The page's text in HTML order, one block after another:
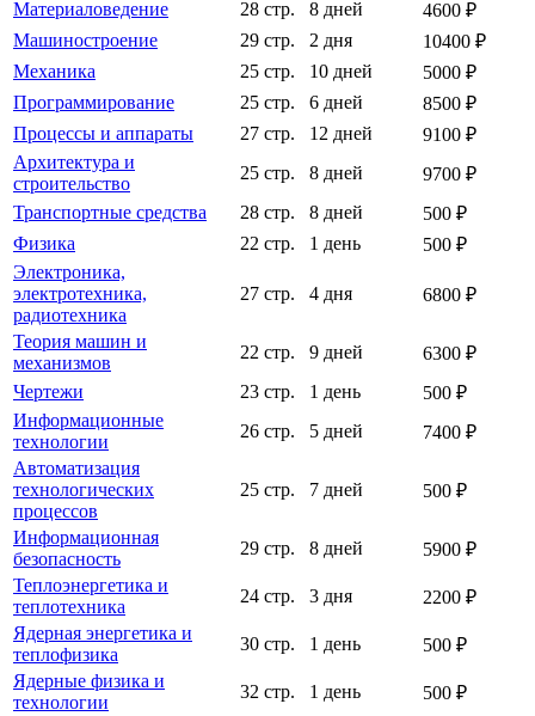
Материаловедение 28 стр. 8 дней
4600 ₽
Машиностроение
29 стр. 2 дня
10400 ₽
Механика
25 стр. 10 дней
5000 ₽
Программирование
25 стр. 6 дней
8500 ₽
Процессы и аппараты
27 стр. 12 дней
9100 ₽
Архитектура и
строительство
25 стр. 8 дней
9700 ₽
Транспортные средства
28 стр. 8 дней
500 ₽
Физика
22 стр. 1 день
500 ₽
Электроника,
электротехника,
радиотехника
27 стр. 4 дня 6800 ₽
Теория машин и
механизмов
22 стр. 9 дней
6300 ₽
Чертежи
23 стр. 1 день
500 ₽
Информационные
технологии
26 стр. 5 дней
7400 ₽
Автоматизация
технологических
процессов
25 стр. 7 дней 500 ₽
Информационная
безопасность
29 стр. 8 дней
5900 ₽
Теплоэнергетика и
теплотехника
24 стр. 3 дня
2200 ₽
Ядерная энергетика и
теплофизика
30 стр. 1 день
500 ₽
Ядерные физика и
технологии
32 стр. 1 день
500 ₽